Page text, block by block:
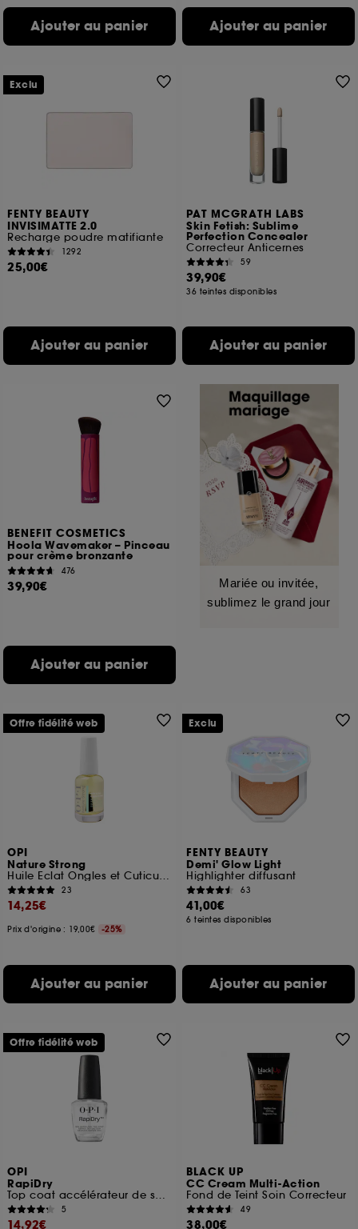
Ajouter au panier Ajouter au panier
FENTY BEAUTY
INVISIMATTE 2.0
Recharge poudre matifiante
1292
25,00€
Ajouter au panier
Exclu
PAT MCGRATH LABS
Skin Fetish: Sublime
Perfection Concealer
Correcteur Anticernes
59
39,90€
36 teintes disponibles
Ajouter au panier
BENEFIT COSMETICS
Hoola Wavemaker – Pinceau
pour crème bronzante
476
39,90€
Ajouter au panier
Mariée ou invitée,
sublimez le grand jour
OPI
Nature Strong
Huile Eclat Ongles et Cuticules Booster d'humeur
23
14,25€
Prix d'origine : 19,00€ -25%
Ajouter au panier
Offre fidélité web
FENTY BEAUTY
Demi' Glow Light
Highlighter diffusant
63
41,00€
6 teintes disponibles
Ajouter au panier
Exclu
OPI
RapiDry
Top coat accélérateur de séchage tenue et brillance jusqu'à 7 jours
5
14,92€
Offre fidélité web
BLACK UP
CC Cream Multi-Action
Fond de Teint Soin Correcteur
49
38,00€